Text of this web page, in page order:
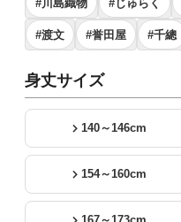
#川島織物 #じゅらく
#渡文 #誉田屋 #千總
身丈サイズ
140～146cm
154～160cm